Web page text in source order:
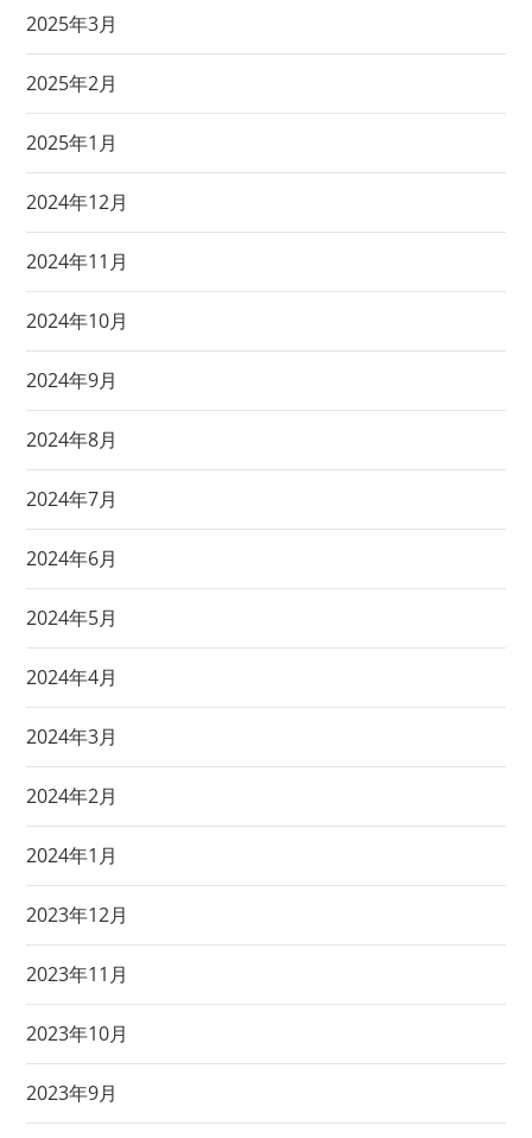
2025年3月
2025年2月
2025年1月
2024年12月
2024年11月
2024年10月
2024年9月
2024年8月
2024年7月
2024年6月
2024年5月
2024年4月
2024年3月
2024年2月
2024年1月
2023年12月
2023年11月
2023年10月
2023年9月